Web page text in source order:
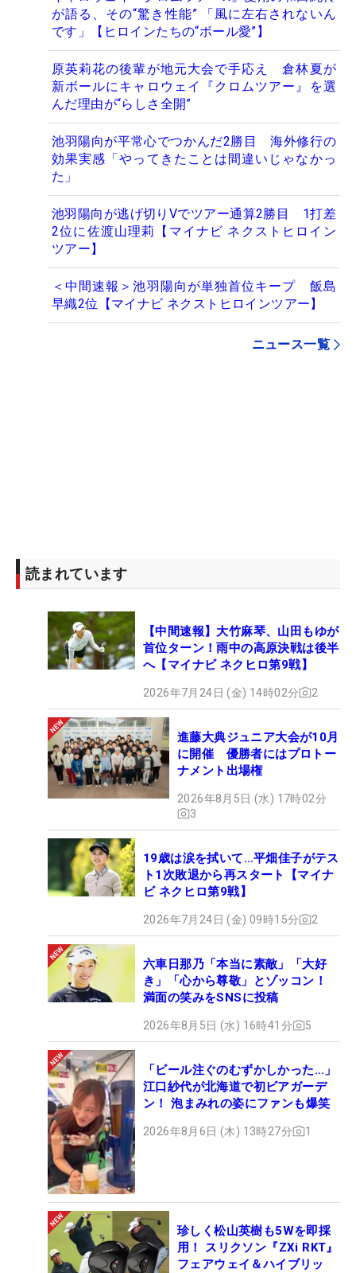
が語る、その“驚き性能” 「風に左右されないん
です」【ヒロインたちの“ボール愛”】
原英莉花の後輩が地元大会で手応え 倉林夏が
新ボールにキャロウェイ『クロムツアー』を選
んだ理由が“らしさ全開”
池羽陽向が平常心でつかんだ2勝目 海外修行の
効果実感「やってきたことは間違いじゃなかっ
た」
池羽陽向が逃げ切りVでツアー通算2勝目 1打差
2位に佐渡山理莉【マイナビ ネクストヒロイン
ツアー】
＜中間速報＞池羽陽向が単独首位キープ 飯島
早織2位【マイナビ ネクストヒロインツアー】
ニュース一覧
読まれています
【中間速報】大竹麻琴、山田もゆが
首位ターン！雨中の高原決戦は後半
へ【マイナビ ネクヒロ第9戦】
2026年7月24日 (金) 14時02分 2
進藤大典ジュニア大会が10月
に開催 優勝者にはプロトー
ナメント出場権
2026年8月5日 (水) 17時02分
3
19歳は涙を拭いて…平畑佳子がテス
ト1次敗退から再スタート【マイナ
ビ ネクヒロ第9戦】
2026年7月24日 (金) 09時15分 2
六車日那乃「本当に素敵」「大好
き」「心から尊敬」とゾッコン！
満面の笑みをSNSに投稿
2026年8月5日 (水) 16時41分 5
「ビール注ぐのむずかしかった…」
江口紗代が北海道で初ビアガーデ
ン！ 泡まみれの姿にファンも爆笑
2026年8月6日 (木) 13時27分 1
珍しく松山英樹も5Wを即採
用！ スリクソン『ZXi RKT』
フェアウェイ＆ハイブリッ